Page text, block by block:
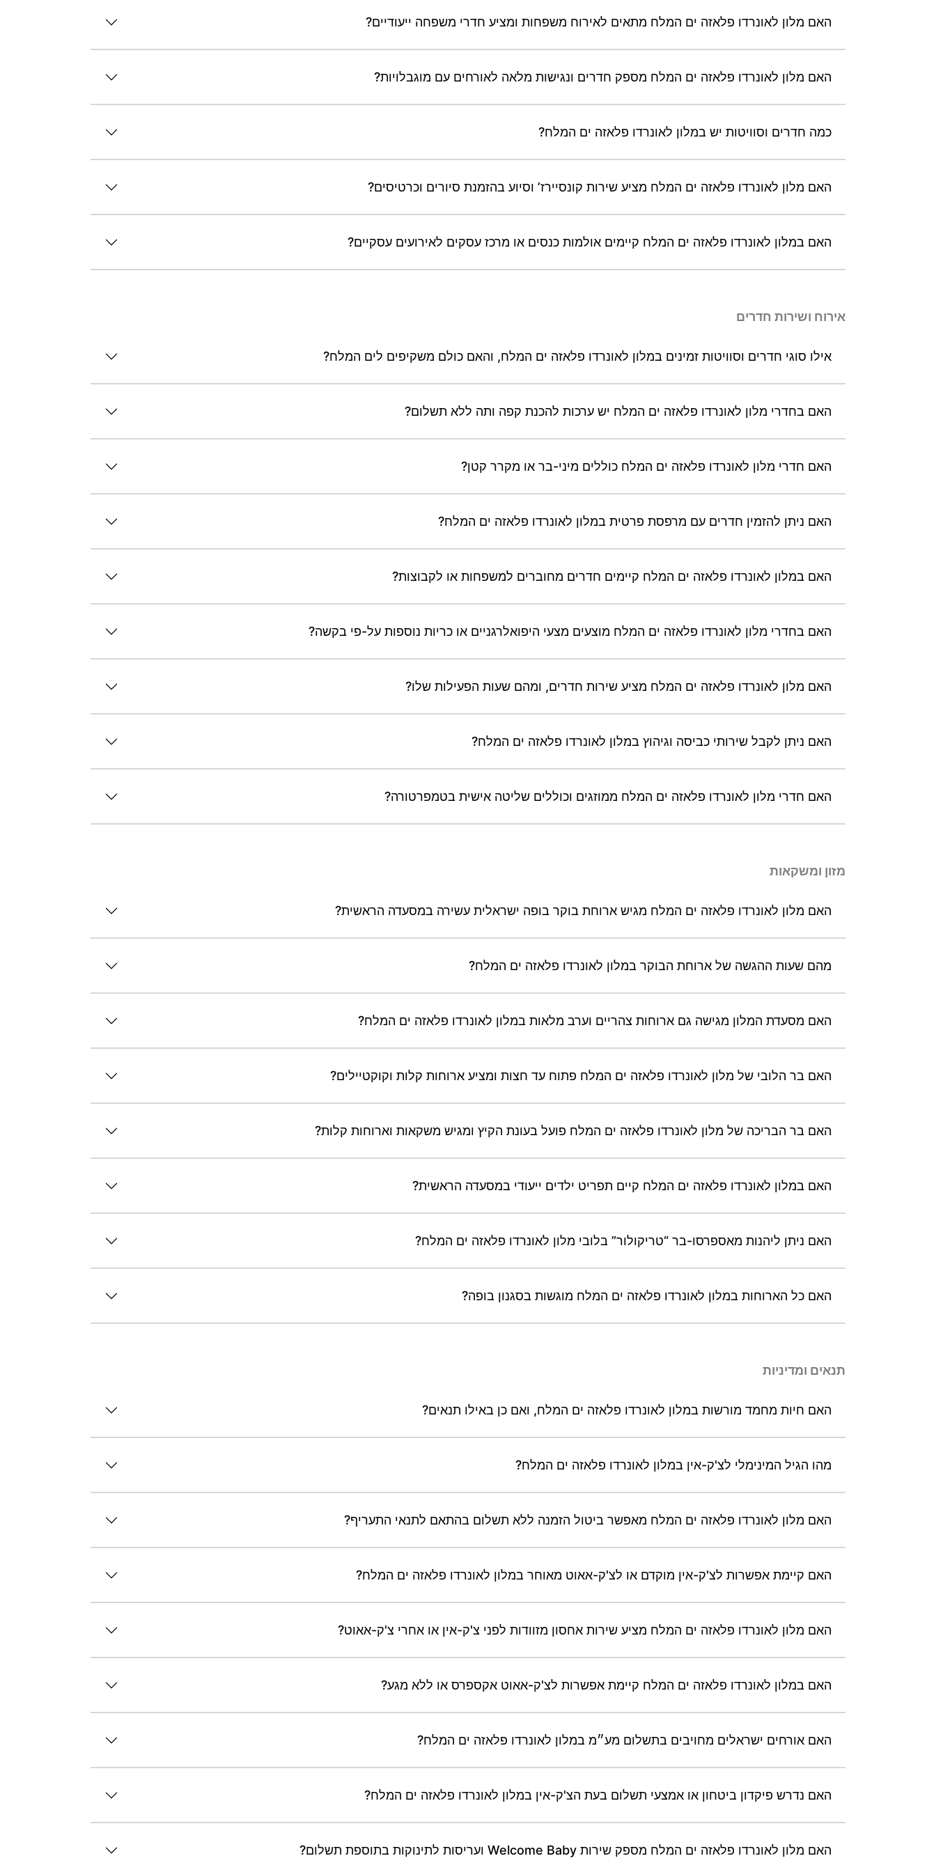
האם מלון לאונרדו פלאזה ים המלח מתאים לאירוח משפחות ומציע חדרי משפחה ייעודיים?
האם מלון לאונרדו פלאזה ים המלח מספק חדרים ונגישות מלאה לאורחים עם מוגבלויות?
כמה חדרים וסוויטות יש במלון לאונרדו פלאזה ים המלח?
האם מלון לאונרדו פלאזה ים המלח מציע שירות קונסיירז’ וסיוע בהזמנת סיורים וכרטיסים?
האם במלון לאונרדו פלאזה ים המלח קיימים אולמות כנסים או מרכז עסקים לאירועים עסקיים?
אירוח ושירות חדרים
אילו סוגי חדרים וסוויטות זמינים במלון לאונרדו פלאזה ים המלח, והאם כולם משקיפים לים המלח?
האם בחדרי מלון לאונרדו פלאזה ים המלח יש ערכות להכנת קפה ותה ללא תשלום?
האם חדרי מלון לאונרדו פלאזה ים המלח כוללים מיני-בר או מקרר קטן?
האם ניתן להזמין חדרים עם מרפסת פרטית במלון לאונרדו פלאזה ים המלח?
האם במלון לאונרדו פלאזה ים המלח קיימים חדרים מחוברים למשפחות או לקבוצות?
האם בחדרי מלון לאונרדו פלאזה ים המלח מוצעים מצעי היפואלרגניים או כריות נוספות על-פי בקשה?
האם מלון לאונרדו פלאזה ים המלח מציע שירות חדרים, ומהם שעות הפעילות שלו?
האם ניתן לקבל שירותי כביסה וגיהוץ במלון לאונרדו פלאזה ים המלח?
האם חדרי מלון לאונרדו פלאזה ים המלח ממוזגים וכוללים שליטה אישית בטמפרטורה?
מזון ומשקאות
האם מלון לאונרדו פלאזה ים המלח מגיש ארוחת בוקר בופה ישראלית עשירה במסעדה הראשית?
מהם שעות ההגשה של ארוחת הבוקר במלון לאונרדו פלאזה ים המלח?
האם מסעדת המלון מגישה גם ארוחות צהריים וערב מלאות במלון לאונרדו פלאזה ים המלח?
האם בר הלובי של מלון לאונרדו פלאזה ים המלח פתוח עד חצות ומציע ארוחות קלות וקוקטיילים?
האם בר הבריכה של מלון לאונרדו פלאזה ים המלח פועל בעונת הקיץ ומגיש משקאות וארוחות קלות?
האם במלון לאונרדו פלאזה ים המלח קיים תפריט ילדים ייעודי במסעדה הראשית?
האם ניתן ליהנות מאספרסו-בר “טריקולור” בלובי מלון לאונרדו פלאזה ים המלח?
האם כל הארוחות במלון לאונרדו פלאזה ים המלח מוגשות בסגנון בופה?
תנאים ומדיניות
האם חיות מחמד מורשות במלון לאונרדו פלאזה ים המלח, ואם כן באילו תנאים?
מהו הגיל המינימלי לצ'ק-אין במלון לאונרדו פלאזה ים המלח?
האם מלון לאונרדו פלאזה ים המלח מאפשר ביטול הזמנה ללא תשלום בהתאם לתנאי התעריף?
האם קיימת אפשרות לצ'ק-אין מוקדם או לצ'ק-אאוט מאוחר במלון לאונרדו פלאזה ים המלח?
האם מלון לאונרדו פלאזה ים המלח מציע שירות אחסון מזוודות לפני צ'ק-אין או אחרי צ'ק-אאוט?
האם במלון לאונרדו פלאזה ים המלח קיימת אפשרות לצ'ק-אאוט אקספרס או ללא מגע?
האם אורחים ישראלים מחויבים בתשלום מע״מ במלון לאונרדו פלאזה ים המלח?
האם נדרש פיקדון ביטחון או אמצעי תשלום בעת הצ'ק-אין במלון לאונרדו פלאזה ים המלח?
האם מלון לאונרדו פלאזה ים המלח מספק שירות Welcome Baby ועריסות לתינוקות בתוספת תשלום?